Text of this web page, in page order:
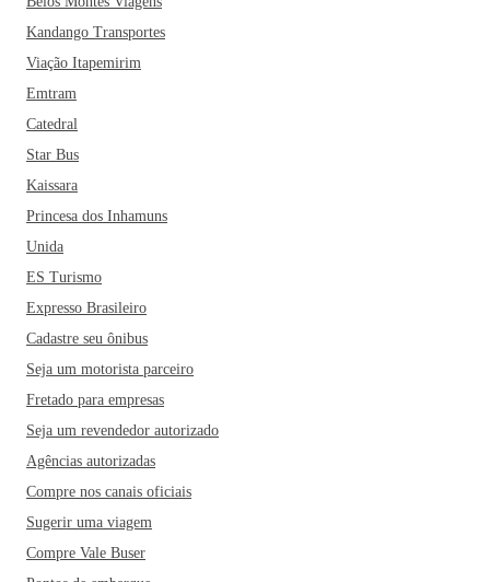
Kandango Transportes
Viação Itapemirim
Emtram
Catedral
Star Bus
Kaissara
Princesa dos Inhamuns
Unida
ES Turismo
Expresso Brasileiro
Cadastre seu ônibus
Seja um motorista parceiro
Fretado para empresas
Seja um revendedor autorizado
Agências autorizadas
Compre nos canais oficiais
Sugerir uma viagem
Compre Vale Buser